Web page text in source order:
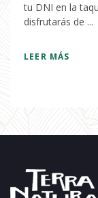
tu DNI en la
disfrutarás de ...
LEER MÁS